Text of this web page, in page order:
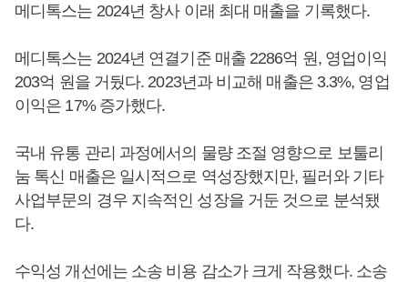
메디톡스는 2024년 창사 이래 최대 매출을 기록했다.
메디톡스는 2024년 연결기준 매출 2286억 원, 영업이익
203억 원을 거뒀다. 2023년과 비교해 매출은 3.3%, 영업
이익은 17% 증가했다.
국내 유통 관리 과정에서의 물량 조절 영향으로 보툴리
눔 톡신 매출은 일시적으로 역성장했지만, 필러와 기타
사업부문의 경우 지속적인 성장을 거둔 것으로 분석됐
다.
수익성 개선에는 소송 비용 감소가 크게 작용했다. 소송